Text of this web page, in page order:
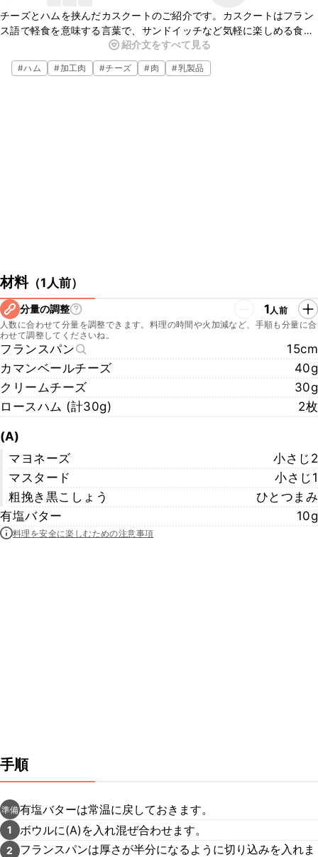
チーズとハムを挟んだカスクートのご紹介です。カスクートはフラン
ス語で軽食を意味する言葉で、サンドイッチなど気軽に楽しめる食事
を指します。ハムとチーズにマスタードを効かせたソースが味のバラ
ンスがよく、シンプルに楽しめる一品です。
紹介文をすべて見る
#ハム #加工肉 #チーズ #肉 #乳製品
材料（1人前）
分量の調整 1人前
人数に合わせて分量を調整できます。料理の時間や火加減など、手順も分量に合
わせて調整してくださいね。
フランスパン
15cm
カマンベールチーズ
40g
クリームチーズ
30g
ロースハム (計30g)
2枚
(A)
マヨネーズ
小さじ2
マスタード
小さじ1
粗挽き黒こしょう
ひとつまみ
有塩バター
10g
料理を安全に楽しむための注意事項
手順
準備有塩バターは常温に戻しておきます。
1 ボウルに(A)を入れ混ぜ合わせます。
2
フランスパンは厚さが半分になるように切り込みを入れま